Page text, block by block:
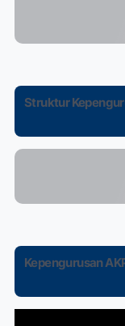
Struktur
Kepengurusan